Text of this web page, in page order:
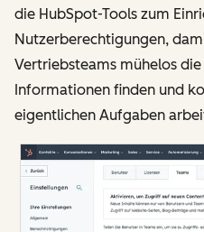
die HubSpot-Tools zum
Nutzerberechtigungen,
Vertriebsteams mühelos
Informationen finden und
eigentlichen Aufgaben